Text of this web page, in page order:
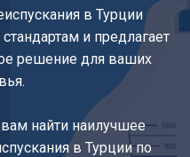
в Турции
и предлагает
решение для ваших
найти наилучшее
в Турции по